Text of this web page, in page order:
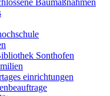
Baumaßnahmen
Sonthofen
einrichtungen